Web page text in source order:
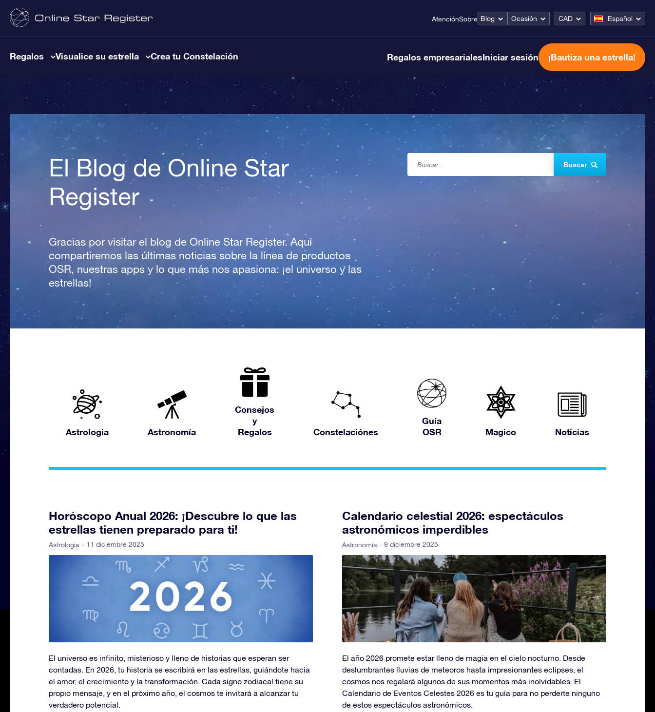
AtenciónSobre Blog Ocasión CAD Español
Regalos Visualice su estrella Crea tu Constelación Regalos empresarialesIniciar sesión ¡Bautiza una estrella!
El Blog de Online Star
Register
Gracias por visitar el blog de Online Star Register. Aquí
compartiremos las últimas noticias sobre la línea de productos
OSR, nuestras apps y lo que más nos apasiona: ¡el universo y las
estrellas!
Buscar
Astrologia Astronomía
Consejos
y
Regalos
Constelaciónes
Guía
OSR
Magico Noticias
Horóscopo Anual 2026: ¡Descubre lo que las
estrellas tienen preparado para ti!
Astrologia - 11 diciembre 2025
El universo es infinito, misterioso y lleno de historias que esperan ser
contadas. En 2026, tu historia se escribirá en las estrellas, guiándote hacia
el amor, el crecimiento y la transformación. Cada signo zodiacal tiene su
propio mensaje, y en el próximo año, el cosmos te invitará a alcanzar tu
verdadero potencial.
Calendario celestial 2026: espectáculos
astronómicos imperdibles
Astronomía - 9 diciembre 2025
El año 2026 promete estar lleno de magia en el cielo nocturno. Desde
deslumbrantes lluvias de meteoros hasta impresionantes eclipses, el
cosmos nos regalará algunos de sus momentos más inolvidables. El
Calendario de Eventos Celestes 2026 es tu guía para no perderte ninguno
de estos espectáculos astronómicos.